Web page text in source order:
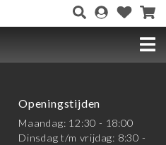
Openingstijden
Maandag: 12:30 - 18:00
Dinsdag t/m vrijdag: 8:30 -